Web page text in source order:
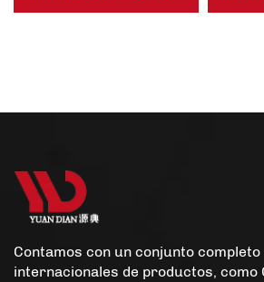
con Iluminación Solar
de
Contamos con un conjunto
internacionales de productos, como